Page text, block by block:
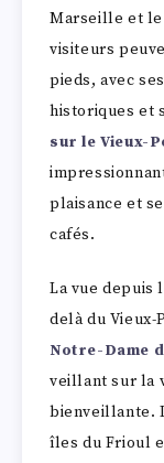
Marseille et le
visiteurs
pieds, avec
historiques et
sur le Vieux-
plaisance et
cafés.
La vue depuis
delà du
Notre-Dame
veillant sur la
bienveillante.
îles du Frioul